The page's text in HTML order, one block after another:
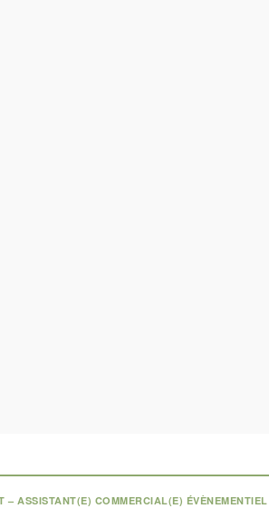
– ASSISTANT(E) COMMERCIAL(E) ÉVÈNEMENTIEL